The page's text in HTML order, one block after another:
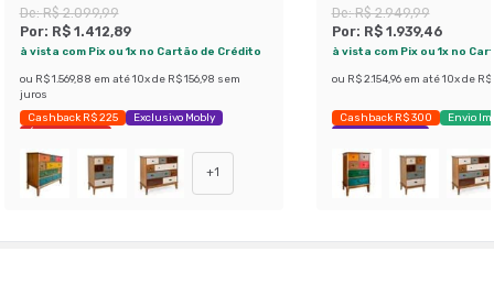
De:R$ 2.099,99
Por: R$ 1.412,89
à vista com Pix ou 1x no Cartão de Crédito
ou R$ 1.569,88 em até 10x de R$ 156,98 sem
juros
Cashback R$ 225
Exclusivo Mobly
Últimas peças
+1
De:R$ 2.949,99
Por: R$ 1.939,46
à vista com Pix ou 1x no
ou R$ 2.154,96 em até 10x de R$
Cashback R$ 300
Envio
Exclusivo Mobly